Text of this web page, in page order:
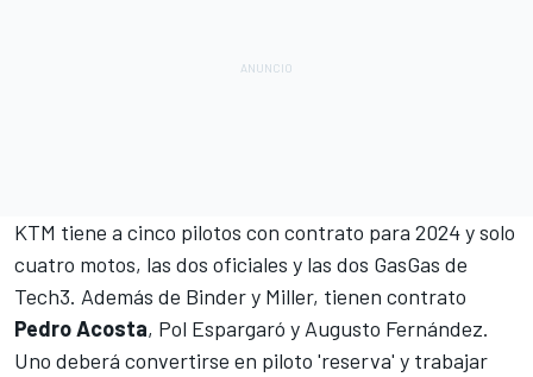
KTM tiene a cinco pilotos con contrato para 2024 y solo
cuatro motos, las dos oficiales y las dos GasGas de
Tech3. Además de Binder y Miller, tienen contrato
Pedro Acosta, Pol Espargaró y Augusto Fernández.
Uno deberá convertirse en piloto 'reserva' y trabajar